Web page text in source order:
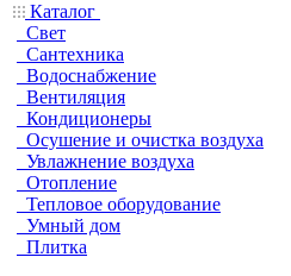
Каталог
Свет
Сантехника
Водоснабжение
Вентиляция
Кондиционеры
Осушение и очистка воздуха
Увлажнение воздуха
Отопление
Тепловое оборудование
Умный дом
Плитка